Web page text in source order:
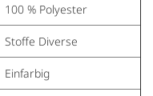
100 % Polyester
Stoffe Diverse
Einfarbig